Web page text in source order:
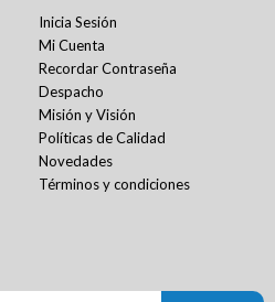
Inicia Sesión
Mi Cuenta
Recordar Contraseña
Despacho
Misión y Visión
Políticas de Calidad
Novedades
Términos y condiciones